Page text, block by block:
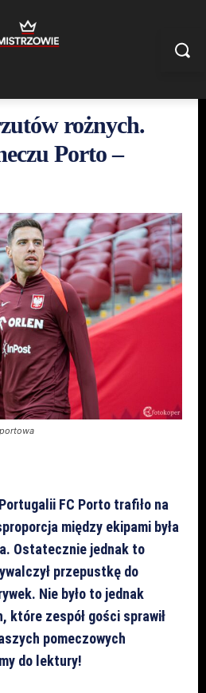
rożnych.
Porto –
FC Porto trafiło na
między ekipami była
Ostatecznie jednak to
przepustkę do
Nie było to jednak
które zespół gości sprawił
pomeczowych
do lektury!